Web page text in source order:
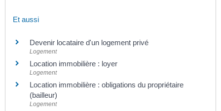
Et aussi
Devenir locataire d'un logement privé
Logement
Location immobilière : loyer
Logement
Location immobilière : obligations du propriétaire
(bailleur)
Logement